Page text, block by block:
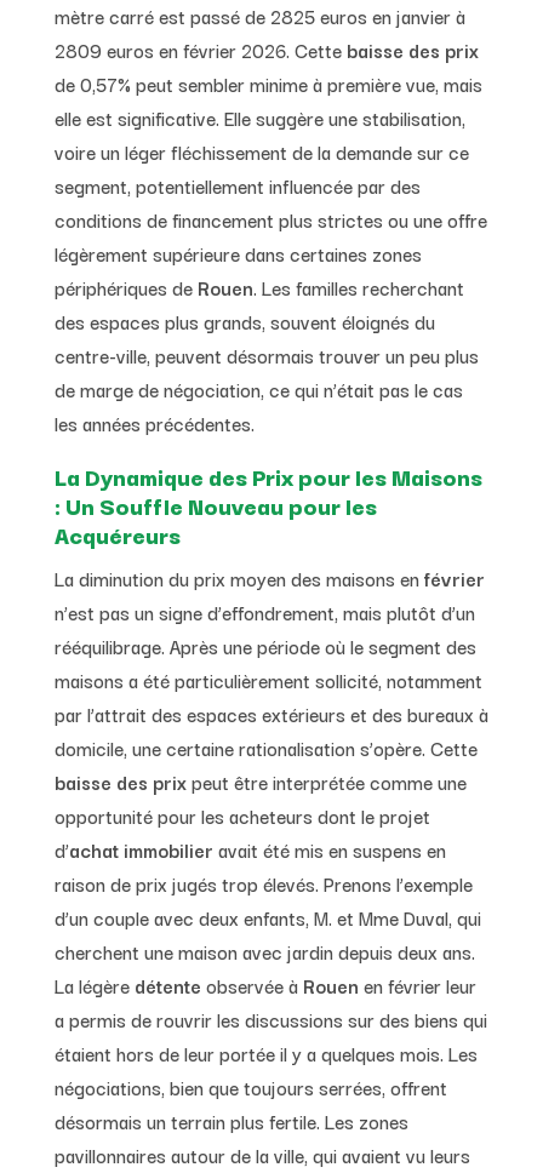
mètre carré est passé de 2825 euros en janvier à
2809 euros en février 2026. Cette baisse des prix
de 0,57% peut sembler minime à première vue, mais
elle est significative. Elle suggère une stabilisation,
voire un léger fléchissement de la demande sur ce
segment, potentiellement influencée par des
conditions de financement plus strictes ou une offre
légèrement supérieure dans certaines zones
périphériques de Rouen. Les familles recherchant
des espaces plus grands, souvent éloignés du
centre-ville, peuvent désormais trouver un peu plus
de marge de négociation, ce qui n’était pas le cas
les années précédentes.
La Dynamique des Prix pour les Maisons
: Un Souffle Nouveau pour les
Acquéreurs
La diminution du prix moyen des maisons en février
n’est pas un signe d’effondrement, mais plutôt d’un
rééquilibrage. Après une période où le segment des
maisons a été particulièrement sollicité, notamment
par l’attrait des espaces extérieurs et des bureaux à
domicile, une certaine rationalisation s’opère. Cette
baisse des prixpeut être interprétée comme une
opportunité pour les acheteurs dont le projet
d’achat immobilier avait été mis en suspens en
raison de prix jugés trop élevés. Prenons l’exemple
d’un couple avec deux enfants, M. et Mme Duval, qui
cherchent une maison avec jardin depuis deux ans.
La légère détente observée à Rouen en février leur
a permis de rouvrir les discussions sur des biens qui
étaient hors de leur portée il y a quelques mois. Les
négociations, bien que toujours serrées, offrent
désormais un terrain plus fertile. Les zones
pavillonnaires autour de la ville, qui avaient vu leurs